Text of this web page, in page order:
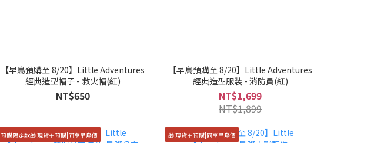
【早鳥預購至 8/20】Little Adventures
經典造型帽子 - 救火帽(紅)
NT$650
【早鳥預購至 8/20】Little Adventures
經典造型服裝 - 消防員(紅)
NT$1,699
NT$1,899
預購限定款🎁 現貨＋預購|同享早鳥價 🎁 現貨＋預購|同享早鳥價